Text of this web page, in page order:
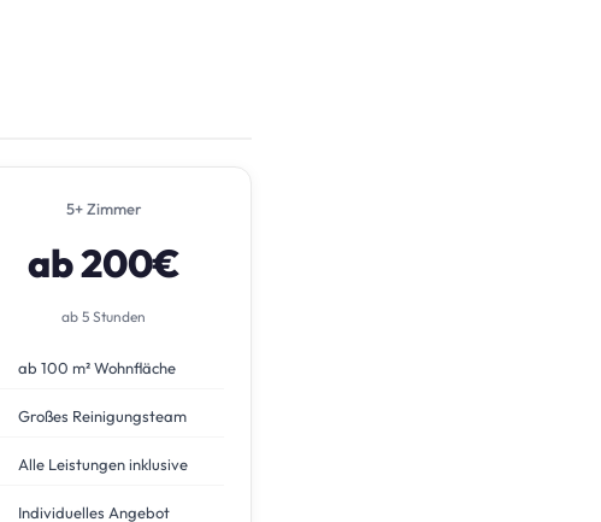
5+ Zimmer
ab 200€
ab 5 Stunden
ab 100 m² Wohnfläche
Großes Reinigungsteam
Alle Leistungen inklusive
Individuelles Angebot